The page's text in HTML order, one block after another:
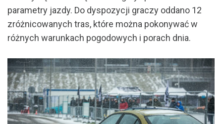
parametry jazdy. Do dyspozycji graczy oddano 12
zróżnicowanych tras, które można pokonywać w
różnych warunkach pogodowych i porach dnia.